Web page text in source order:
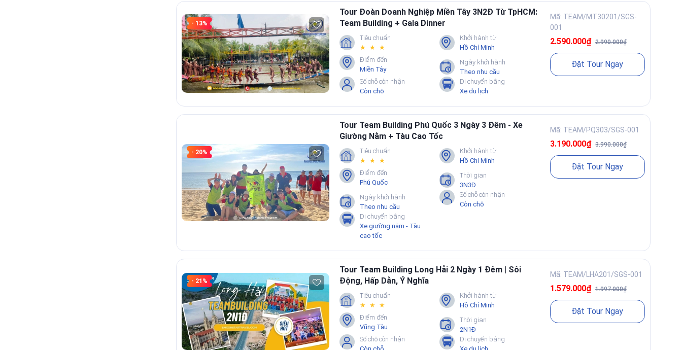
- 13%
Tour Đoàn Doanh Nghiệp Miền Tây 3N2Đ Từ TpHCM:
Team Building + Gala Dinner
Tiêu chuẩn
★ ★ ★
Khởi hành từ
Hồ Chí Minh
Điểm đến
Miền Tây
Ngày khởi hành
Theo nhu cầu
Số chỗ còn nhận
Còn chỗ
Di chuyển bằng
Xe du lịch
Mã: TEAM/MT30201/SGS-
001
2.590.000₫2.990.000₫
Đặt Tour Ngay
- 20%
Tour Team Building Phú Quốc 3 Ngày 3 Đêm - Xe
Giường Nằm + Tàu Cao Tốc
Tiêu chuẩn
★ ★ ★
Khởi hành từ
Hồ Chí Minh
Điểm đến
Phú Quốc
Thời gian
3N3Đ
Ngày khởi hành
Theo nhu cầu
Số chỗ còn nhận
Còn chỗ
Di chuyển bằng
Xe giường nằm - Tàu
cao tốc
Mã: TEAM/PQ303/SGS-001
3.190.000₫3.990.000₫
Đặt Tour Ngay
- 21%
Tour Team Building Long Hải 2 Ngày 1 Đêm | Sôi
Động, Hấp Dẫn, Ý Nghĩa
Tiêu chuẩn
★ ★ ★
Khởi hành từ
Hồ Chí Minh
Điểm đến
Vũng Tàu
Thời gian
2N1Đ
Số chỗ còn nhận
Di chuyển bằng
Mã: TEAM/LHA201/SGS-001
1.579.000₫1.997.000₫
Đặt Tour Ngay